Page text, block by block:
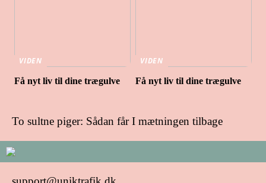
VIDEN
Få nyt liv til dine trægulve
VIDEN
Få nyt liv til dine trægulve
To sultne piger: Sådan får I mætningen tilbage